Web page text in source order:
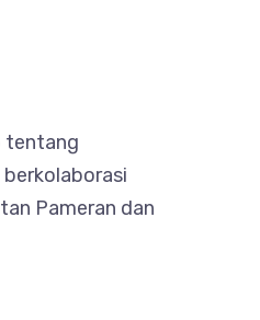
tentang
Pameran dan